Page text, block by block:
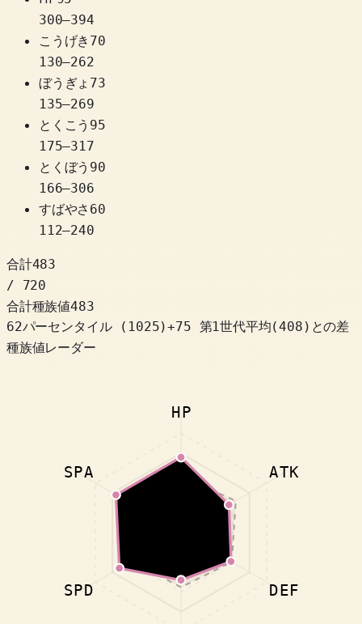
300–394
こうげき 70
130–262
ぼうぎょ 73
135–269
とくこう 95
175–317
とくぼう 90
166–306
すばやさ 60
112–240
合計483
/ 720
合計種族値483
62パーセンタイル
( 1025)+75 第1世代平均(408)との差
種族値レーダー
HP
ATK
DEF
SPD
SPA